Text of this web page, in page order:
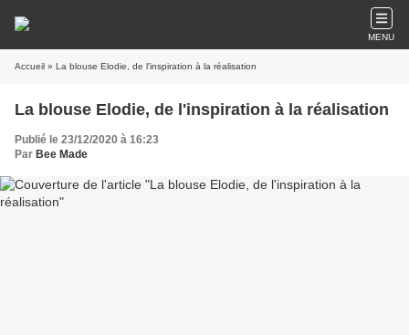
MENU
Accueil » La blouse Elodie, de l'inspiration à la réalisation
La blouse Elodie, de l'inspiration à la réalisation
Publié le 23/12/2020 à 16:23
Par Bee Made